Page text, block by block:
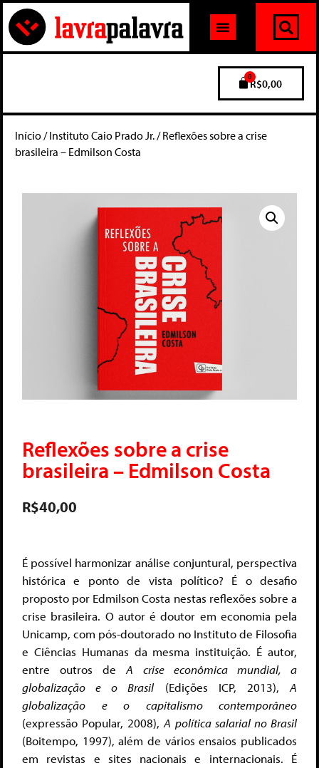
R$0,00
0
Início/Instituto Caio Prado Jr./ Reflexões sobre a crise
brasileira – Edmilson Costa
Reflexões sobre a crise
brasileira – Edmilson Costa
R$40,00
É possível harmonizar análise conjuntural, perspectiva
histórica e ponto de vista político? É o desafio
proposto por Edmilson Costa nestas reflexões sobre a
crise brasileira. O autor é doutor em economia pela
Unicamp, com pós-doutorado no Instituto de Filosofia
e Ciências Humanas da mesma instituição. É autor,
entre outros deA crise econômica mundial, a
globalização e o Brasil(Edições ICP, 2013),A
globalização e o capitalismo contemporâneo
(expressão Popular, 2008),A política salarial no Brasil
(Boitempo, 1997), além de vários ensaios publicados
em revistas e sites nacionais e internacionais. É